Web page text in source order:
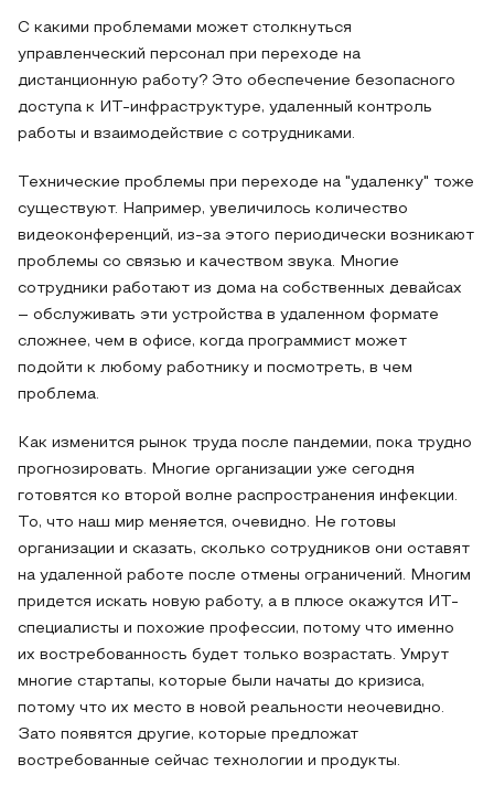
С какими проблемами может столкнуться
управленческий персонал при переходе на
дистанционную работу? Это обеспечение безопасного
доступа к ИТ-инфраструктуре, удаленный контроль
работы и взаимодействие с сотрудниками.
Технические проблемы при переходе на "удаленку" тоже
существуют. Например, увеличилось количество
видеоконференций, из-за этого периодически возникают
проблемы со связью и качеством звука. Многие
сотрудники работают из дома на собственных девайсах
– обслуживать эти устройства в удаленном формате
сложнее, чем в офисе, когда программист может
подойти к любому работнику и посмотреть, в чем
проблема.
Как изменится рынок труда после пандемии, пока трудно
прогнозировать. Многие организации уже сегодня
готовятся ко второй волне распространения инфекции.
То, что наш мир меняется, очевидно. Не готовы
организации и сказать, сколько сотрудников они оставят
на удаленной работе после отмены ограничений. Многим
придется искать новую работу, а в плюсе окажутся ИТ-
специалисты и похожие профессии, потому что именно
их востребованность будет только возрастать. Умрут
многие стартапы, которые были начаты до кризиса,
потому что их место в новой реальности неочевидно.
Зато появятся другие, которые предложат
востребованные сейчас технологии и продукты.